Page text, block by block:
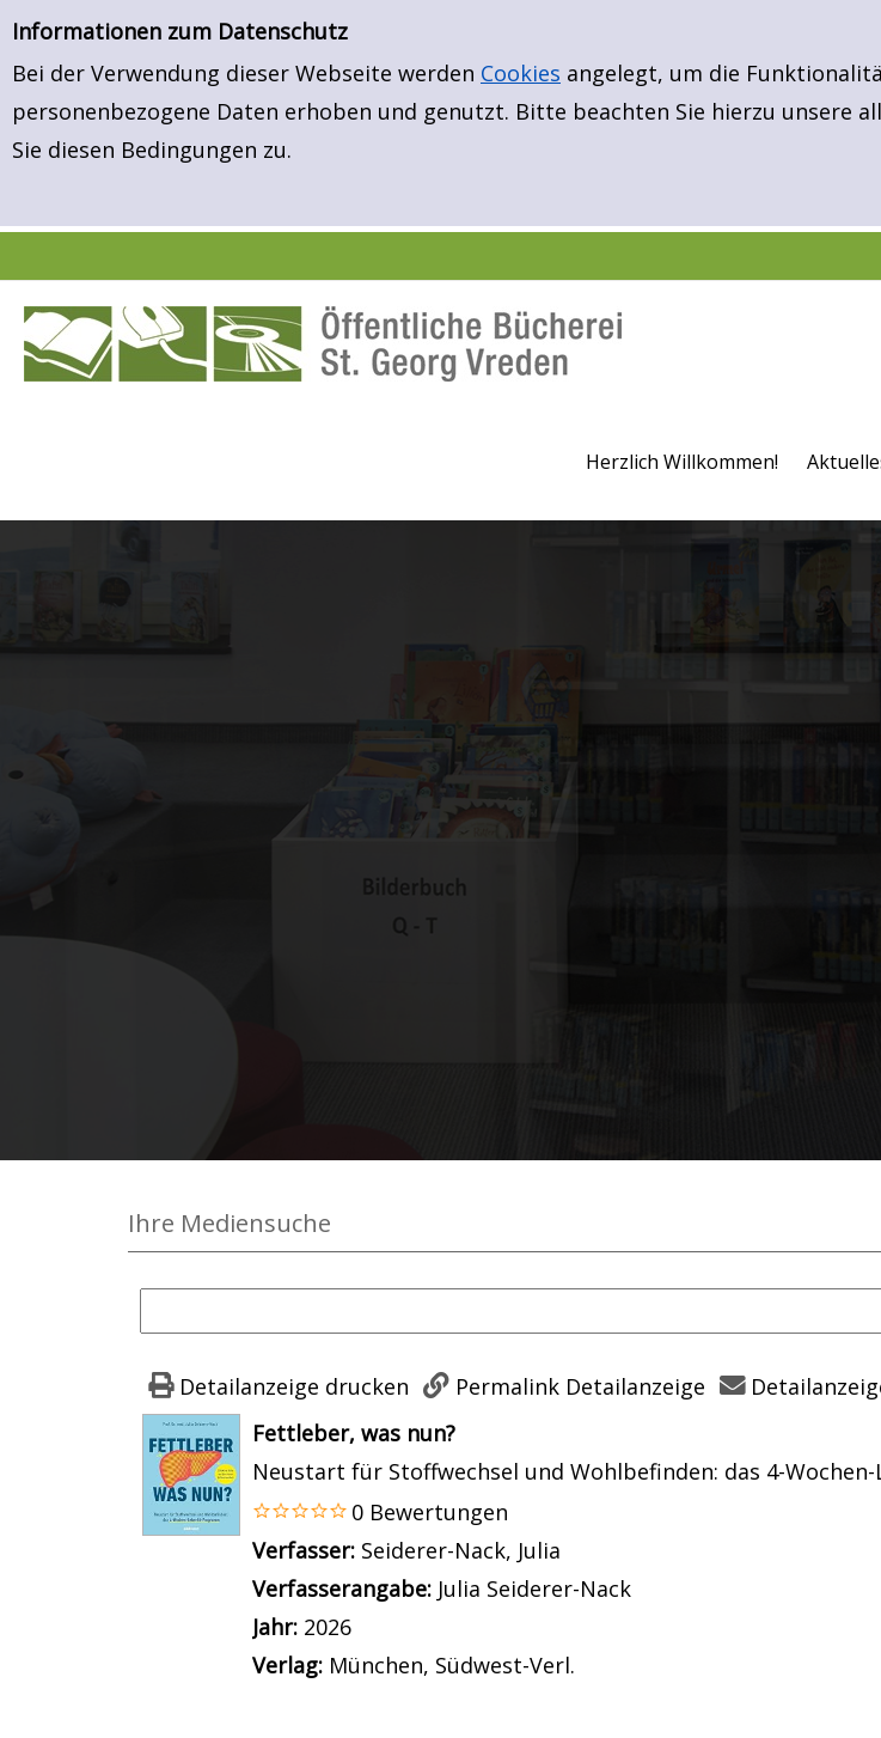
Neuerwerbungen
Informationen zum Datenschutz
Bei der Verwendung dieser Webseite werden Cookies angelegt, um die
personenbezogene Daten erhoben und genutzt. Bitte beachten Sie hierzu unsere
Sie diesen Bedingungen zu.
Zur Detailanzeige springen
Herzlich Willkommen!
Ihre Mediensuche
Detailanzeige drucken Permalink Detailanzeige
wird in neuem Tab geöffnet
Fettleber, was nun?
Neustart für Stoffwechsel und Wohlbefinden: das 4-
0 Bewertungen
Verfasser: Suche nach diesem Verfasser
Seiderer-Nack, Julia
Verfasserangabe: Julia Seiderer-Nack
Jahr: 2026
Verlag: München, Südwest-Verl.